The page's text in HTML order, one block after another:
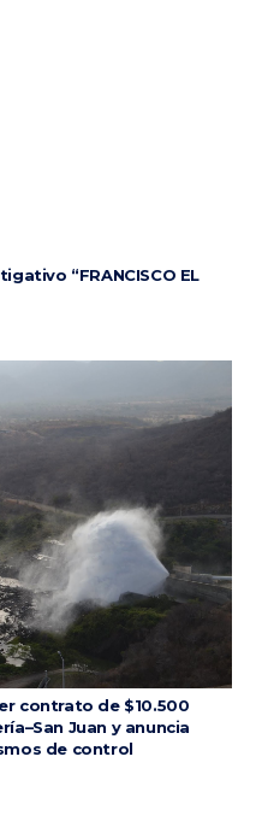
“FRANCISCO EL
contrato de $10.500
Juan y anuncia
de control